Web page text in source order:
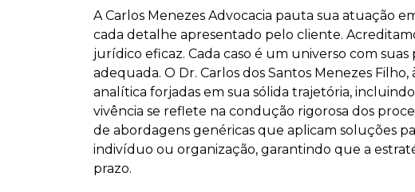
A Carlos Menezes Advocacia pauta sua atuação
cada detalhe apresentado pelo cliente.
jurídico eficaz. Cada caso é um universo com
adequada. O Dr. Carlos dos Santos Menezes
analítica forjadas em sua sólida trajetória,
vivência se reflete na condução rigorosa dos
de abordagens genéricas que aplicam soluções
indivíduo ou organização, garantindo que a
prazo.